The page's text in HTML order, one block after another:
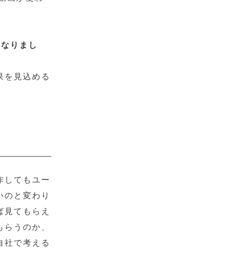
りまし
を見込める
してもユー
と変わり
てもらえ
うのか、
社で考える